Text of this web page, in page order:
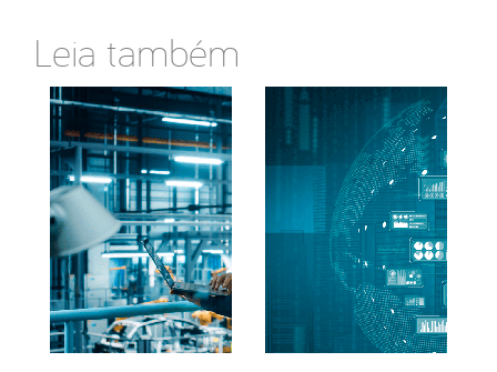
Leia também